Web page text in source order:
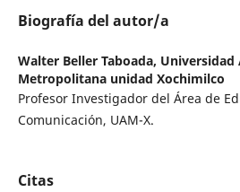
Biografía del autor/a
Walter Beller Taboada,
Metropolitana unidad Xochimilco
Profesor Investigador del Área de
Comunicación, UAM-X.
Citas